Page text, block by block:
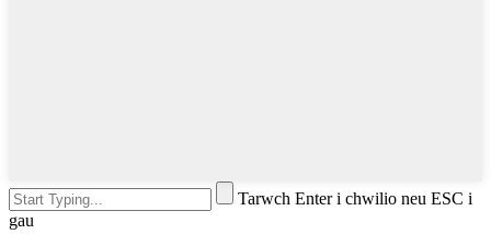
Tarwch Enter i chwilio neu ESC i
gau